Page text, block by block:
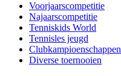
Voorjaarscompetitie
Najaarscompetitie
Tenniskids World
Tennisles jeugd
Clubkampioenschappen
Diverse toernooien